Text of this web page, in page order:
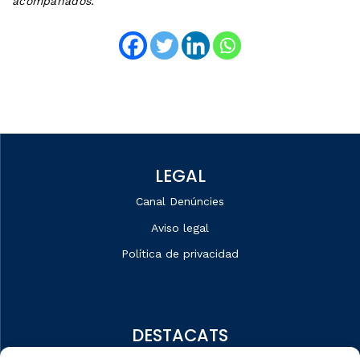
LEGAL
Canal Denúncies
Aviso legal
Política de privacidad
DESTACATS